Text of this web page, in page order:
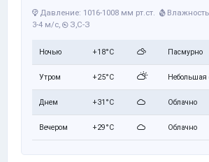
Давление: 1016-1008 мм рт.ст.
3-4 м/с, З,С-З
Ночью +18°C Пасмурно
Утром +25°C Небольшая
Днем +31°C Облачно
Вечером +29°C Облачно